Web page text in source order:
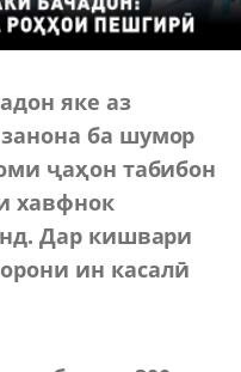
яке аз
ба шумор
ҷаҳон табибон
хавфнок
Дар кишвари
ин касалӣ